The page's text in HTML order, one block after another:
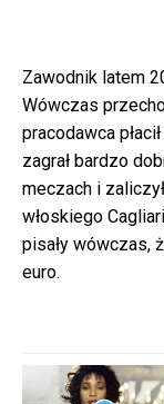
Zawodnik latem
Wówczas
pracodawca
zagrał bardzo
meczach i
włoskiego
pisały wówczas,
euro.